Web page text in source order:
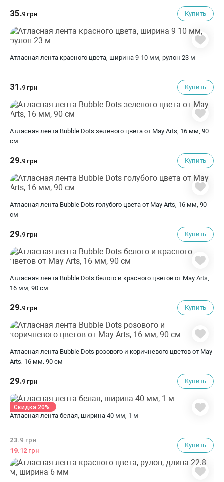
35.9 грн Купить
Атласная лента красного цвета, ширина 9-10 мм, рулон 23 м
31.9 грн Купить
Атласная лента Bubble Dots зеленого цвета от May Arts, 16 мм, 90
cм
29.9 грн Купить
Атласная лента Bubble Dots голубого цвета от May Arts, 16 мм, 90
cм
29.9 грн Купить
Атласная лента Bubble Dots белого и красного цветов от May Arts,
16 мм, 90 cм
29.9 грн Купить
Атласная лента Bubble Dots розового и коричневого цветов от May
Arts, 16 мм, 90 cм
29.9 грн Купить
Атласная лента белая, ширина 40 мм, 1 м
23.9 грн
19.12 грн
Купить
Скидка 20%